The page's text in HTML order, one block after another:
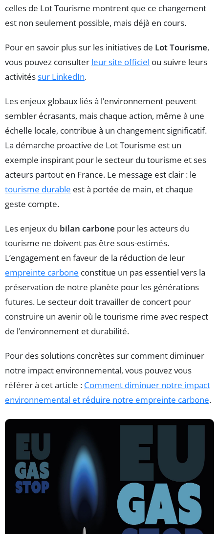
celles de Lot Tourisme montrent que ce changement
est non seulement possible, mais déjà en cours.
Pour en savoir plus sur les initiatives de Lot Tourisme,
vous pouvez consulter leur site officiel ou suivre leurs
activitéssur LinkedIn.
Les enjeux globaux liés à l’environnement peuvent
sembler écrasants, mais chaque action, même à une
échelle locale, contribue à un changement significatif.
La démarche proactive de Lot Tourisme est un
exemple inspirant pour le secteur du tourisme et ses
acteurs partout en France. Le message est clair : le
tourisme durable est à portée de main, et chaque
geste compte.
Les enjeux du bilan carbone pour les acteurs du
tourisme ne doivent pas être sous-estimés.
L’engagement en faveur de la réduction de leur
empreinte carbone constitue un pas essentiel vers la
préservation de notre planète pour les générations
futures. Le secteur doit travailler de concert pour
construire un avenir où le tourisme rime avec respect
de l’environnement et durabilité.
Pour des solutions concrètes sur comment diminuer
notre impact environnemental, vous pouvez vous
référer à cet article : Comment diminuer notre impact
environnemental et réduire notre empreinte carbone.